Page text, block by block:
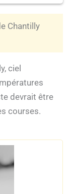
Chantilly
ciel
devrait être
courses.